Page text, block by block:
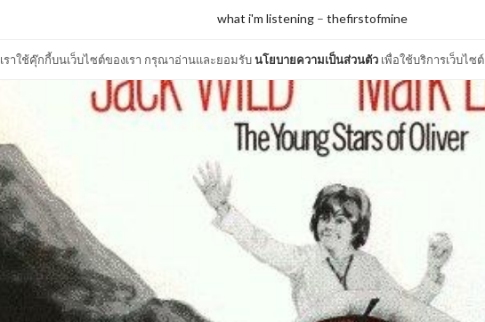
เราใช้คุ๊กกี้บนเว็บไซต์ของเรา กรุณาอ่านและยอมรับนโยบายความเป็นส่วนตัว เพื่อใช้บริการเว็บไซต์
what i'm listening – thefirstofmine